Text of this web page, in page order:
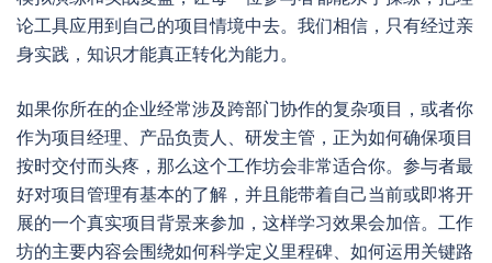
论工具应用到自己的项目情境中去。我们相信，只有经过亲
身实践，知识才能真正转化为能力。
如果你所在的企业经常涉及跨部门协作的复杂项目，或者你
作为项目经理、产品负责人、研发主管，正为如何确保项目
按时交付而头疼，那么这个工作坊会非常适合你。参与者最
好对项目管理有基本的了解，并且能带着自己当前或即将开
展的一个真实项目背景来参加，这样学习效果会加倍。工作
坊的主要内容会围绕如何科学定义里程碑、如何运用关键路